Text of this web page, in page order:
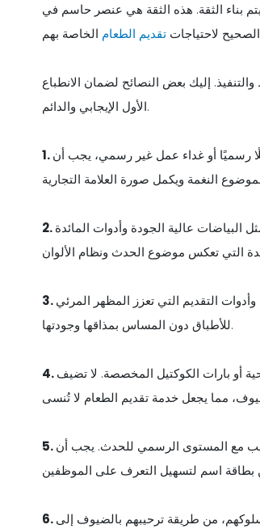
يتم بناء الثقة. هذه الثقة هي عنصر حاسم في
الصحيح لاحتياجات تقديم الطعام
إليك بعض النصائح لضمان الانطباع
الأول الإيجابي والدائم.
رسميًا أو غداء عمل غير رسمي، يجب أن
البياضات عالية الجودة وأدوات المائدة
التقديم التي تعزز المظهر المرئي
للأطباق دون المساس بمذاقها وجودتها.
أو بارات الكوكتيل المخصصة. لا تضيف
مع المستوى الرسمي للحدث. يجب أن
من طريقة ترحيبهم بالضيوف إلى